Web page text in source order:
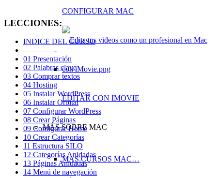
CONFIGURAR MAC
EDITAR CON IMOVIE
MÁS SOBRE MAC
MAS CURSOS MAC…
LECCIONES:
INDICE DEL CURSO
————-
01 Presentación
02 Palabras clave
03 Comprar textos
04 Hosting
05 Instalar WordPress
06 Instalar Orbital
07 Configurar WordPress
08 Crear Páginas
09 Configurar Home
10 Crear Categorías
11 Estructura SILO
12 Categorías Anidadas
13 Páginas Anidadas
14 Menú de navegación